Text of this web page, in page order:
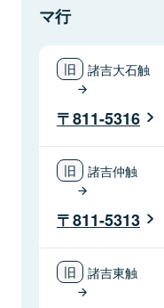
マ行
諸吉大石触
811-5316
諸吉仲触
811-5313
諸吉東触